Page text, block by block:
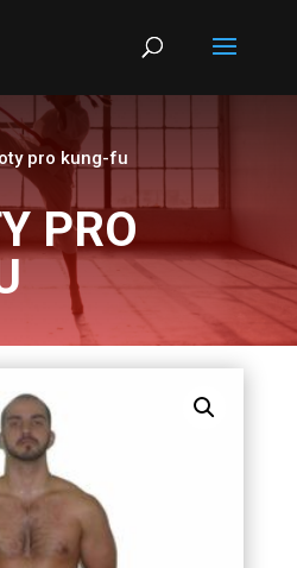
pro kung-fu
PRO